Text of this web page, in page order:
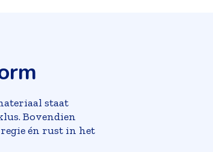
staat
Bovendien
én rust in het